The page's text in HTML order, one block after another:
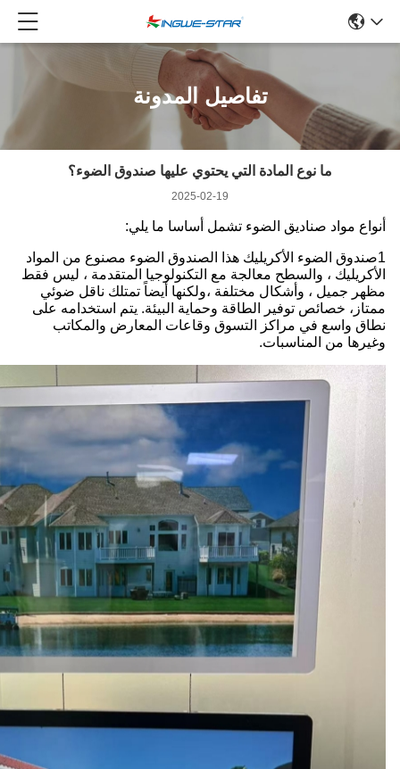
تفاصيل المدونة
ما نوع المادة التي يحتوي عليها صندوق الضوء؟
2025-02-19
أنواع مواد صناديق الضوء تشمل أساسا ما يلي:
1صندوق الضوء الأكريليك هذا الصندوق الضوء مصنوع من المواد
الأكريليك ، والسطح معالجة مع التكنولوجيا المتقدمة ، ليس فقط
مظهر جميل ، وأشكال مختلفة ،ولكنها أيضاً تمتلك ناقل ضوئي
ممتاز، خصائص توفير الطاقة وحماية البيئة. يتم استخدامه على
نطاق واسع في مراكز التسوق وقاعات المعارض والمكاتب
وغيرها من المناسبات.